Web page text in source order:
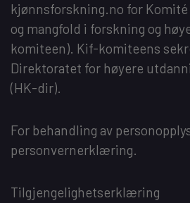
kjønnsforskning.no for
og mangfold i forskning og
komiteen). Kif-komiteens
Direktoratet for høyere
(HK-dir).
For behandling av
personvernerklæring.
Tilgjengelighetserklæring